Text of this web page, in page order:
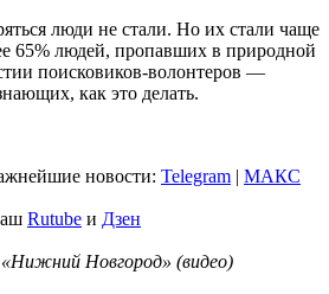
люди не стали. Но их стали чаще
65% людей, пропавших в природной
поисковиков-волонтеров —
как это делать.
новости: Telegram | MAКС
Rutube и Дзен
Новгород» (видео)